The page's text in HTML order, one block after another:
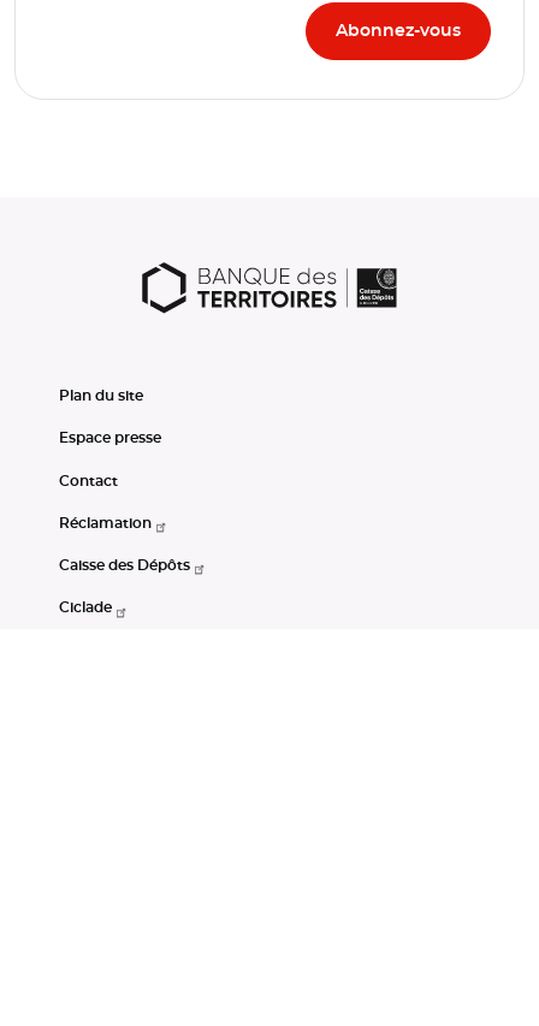
Plan du site
Espace presse
Contact
Réclamation
Caisse des Dépôts
Ciclade